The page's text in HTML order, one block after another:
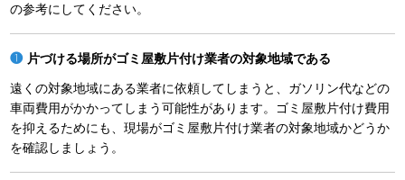
の参考にしてください。
片づける場所がゴミ屋敷片付け業者の対象地域である
遠くの対象地域にある業者に依頼してしまうと、ガソリン代などの
車両費用がかかってしまう可能性があります。ゴミ屋敷片付け費用
を抑えるためにも、現場がゴミ屋敷片付け業者の対象地域かどうか
を確認しましょう。